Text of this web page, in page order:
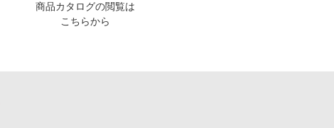
商品カタログの閲覧は
こちらから